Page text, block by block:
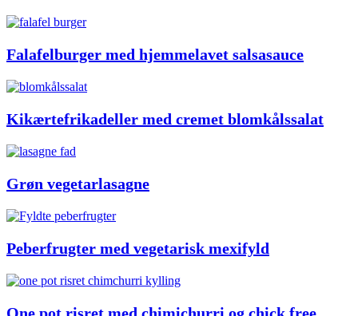
Falafelburger med hjemmelavet salsasauce
Kikærtefrikadeller med cremet blomkålssalat
Grøn vegetarlasagne
Peberfrugter med vegetarisk mexifyld